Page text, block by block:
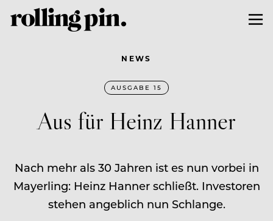
NEWS
AUSGABE 15
Aus für Heinz Hanner
Nach mehr als 30 Jahren ist es nun vorbei in
Mayerling: Heinz Hanner schließt. Investoren
stehen angeblich nun Schlange.